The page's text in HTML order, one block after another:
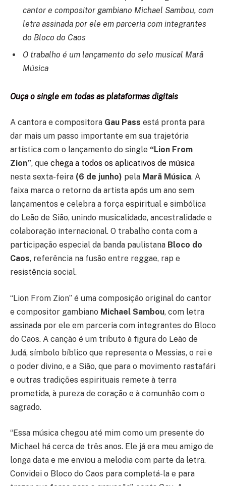
cantor e compositor gambiano Michael Sambou, com
letra assinada por ele em parceria com integrantes
do Bloco do Caos
O trabalho é um lançamento do selo musical Marã
Música
Ouça o single em todas as plataformas digitais
A cantora e compositora Gau Pass está pronta para
dar mais um passo importante em sua trajetória
artística com o lançamento do single “Lion From
Zion”, que chega a todos os aplicativos de música
nesta sexta-feira (6 de junho) pela Marã Música. A
faixa marca o retorno da artista após um ano sem
lançamentos e celebra a força espiritual e simbólica
do Leão de Sião, unindo musicalidade, ancestralidade e
colaboração internacional. O trabalho conta com a
participação especial da banda paulistana Bloco do
Caos, referência na fusão entre reggae, rap e
resistência social.
“Lion From Zion” é uma composição original do cantor
e compositor gambiano Michael Sambou, com letra
assinada por ele em parceria com integrantes do Bloco
do Caos. A canção é um tributo à figura do Leão de
Judá, símbolo bíblico que representa o Messias, o rei e
o poder divino, e a Sião, que para o movimento rastafári
e outras tradições espirituais remete à terra
prometida, à pureza de coração e à comunhão com o
sagrado.
“Essa música chegou até mim como um presente do
Michael há cerca de três anos. Ele já era meu amigo de
longa data e me enviou a melodia com parte da letra.
Convidei o Bloco do Caos para completá-la e para